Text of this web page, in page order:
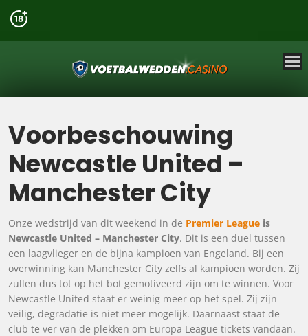
Voorbeschouwing
Newcastle United –
Manchester City
Onze wedstrijd van dit weekend in de Premier League is
Newcastle United – Manchester City. Dit is een duel tussen
een laagvlieger en de bijna kampioen van Engeland. Bij een
overwinning kan Manchester City zelfs al kampioen worden. Zij
zullen dus tot op het bot gemotiveerd zijn om te winnen. Voor
Newcastle United staat er weinig meer op het spel. Zij zijn
veilig, degradatie is niet meer mogelijk. Daarnaast staat de
club te ver van de plekken om Europa League tickets vandaan.